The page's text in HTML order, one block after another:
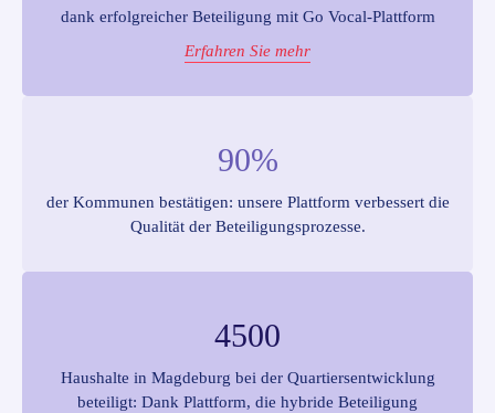
dank erfolgreicher Beteiligung mit Go Vocal-Plattform
Erfahren Sie mehr
90%
der Kommunen bestätigen: unsere Plattform verbessert die
Qualität der Beteiligungsprozesse.
4500
Haushalte in Magdeburg bei der Quartiersentwicklung
beteiligt: Dank Plattform, die hybride Beteiligung